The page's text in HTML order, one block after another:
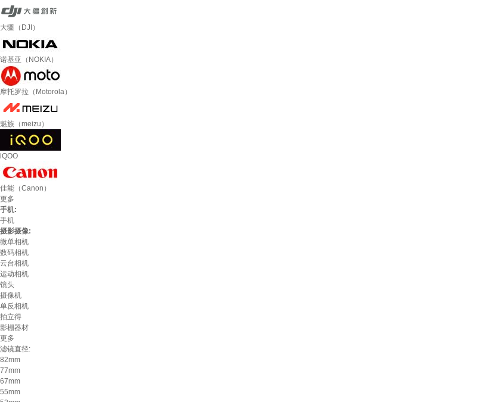
大疆（DJI）
诺基亚（NOKIA）
摩托罗拉（Motorola）
魅族（meizu）
iQOO
佳能（Canon）
更多
手机:
手机
摄影摄像:
微单相机
数码相机
云台相机
运动相机
镜头
摄像机
单反相机
拍立得
影棚器材
更多
滤镜直径:
82mm
77mm
67mm
55mm